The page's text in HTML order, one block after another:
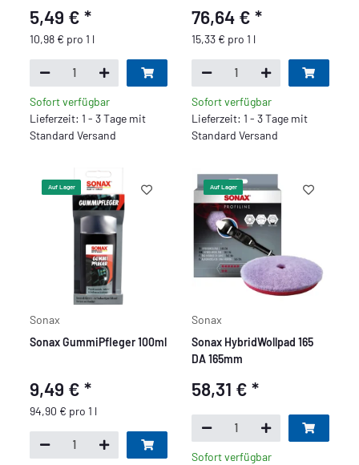
5,49 €*
10,98 € pro 1 l
Sofort verfügbar
Lieferzeit: 1 - 3 Tage mit
Standard Versand
76,64 € *
15,33 € pro 1 l
Sofort verfügbar
Lieferzeit: 1 - 3 Tage mit
Standard Versand
Auf Lager
Sonax
Sonax GummiPfleger 100ml
9,49 €*
94,90 € pro 1 l
Auf Lager
Sonax
Sonax HybridWollpad 165
DA 165mm
58,31 € *
Sofort verfügbar